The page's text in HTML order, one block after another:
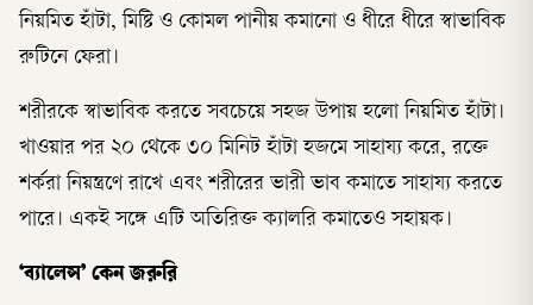
নিয়মিত হাঁটা, মিষ্টি ও কোমল পানীয় কমানো ও ধীরে ধীরে স্বাভাবিক
রুটিনে ফেরা।
শরীরকে স্বাভাবিক করতে সবচেয়ে সহজ উপায় হলো নিয়মিত হাঁটা।
খাওয়ার পর ২০ থেকে ৩০ মিনিট হাঁটা হজমে সাহায্য করে, রক্তে
শর্করা নিয়ন্ত্রণে রাখে এবং শরীরের ভারী ভাব কমাতে সাহায্য করতে
পারে। একই সঙ্গে এটি অতিরিক্ত ক্যালরি কমাতেও সহায়ক।
‘ব্যালেন্স’ কেন জরুরি